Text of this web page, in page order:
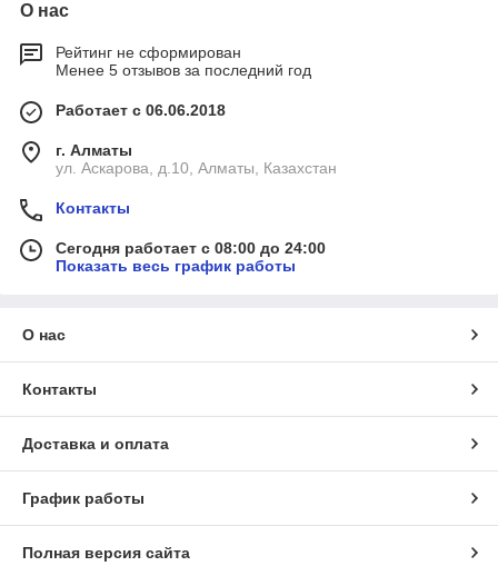
О нас
Рейтинг не сформирован
Менее 5 отзывов за последний год
Работает с 06.06.2018
г. Алматы
ул. Аскарова, д.10, Алматы, Казахстан
Контакты
Сегодня работает с 08:00 до 24:00
Показать весь график работы
О нас
Контакты
Доставка и оплата
График работы
Полная версия сайта